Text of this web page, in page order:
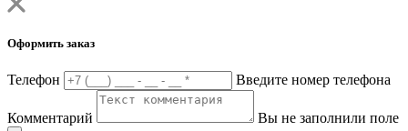
Оформить заказ
Телефон Введите номер телефона
Комментарий
Вы не заполнили поле